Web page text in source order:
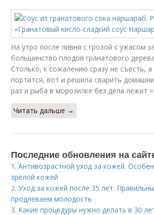
На утро после ливня с грозой с ужасом
большинство плодов гранатового
Столько, к сожалению сразу не съесть, а
портится, вот и решила сварить
раз и рыба в морозилке без дела лежит
Читать дальше →
Последние обновления на
1.Антивозрастной уход за кожей.
зрелой кожей
2.Уход за кожей после 35 лет.
продлеваем молодость
3. Какие процедуры нужно делать в 30